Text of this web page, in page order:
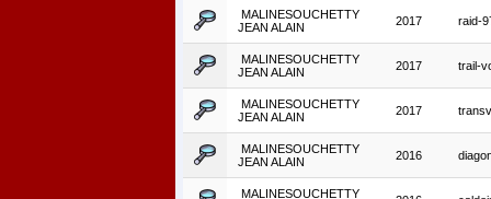
MALINESOUCHETTY
JEAN ALAIN
2017 raid-
MALINESOUCHETTY
JEAN ALAIN
2017 trail-
MALINESOUCHETTY
JEAN ALAIN
2017
MALINESOUCHETTY
JEAN ALAIN
2016
MALINESOUCHETTY